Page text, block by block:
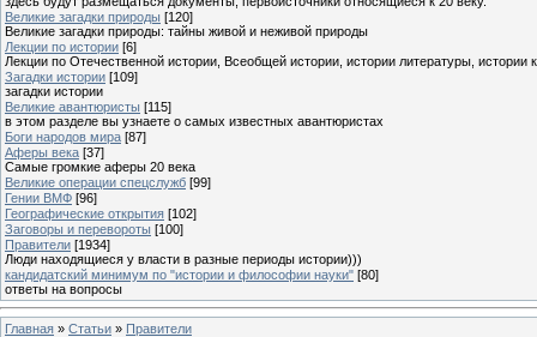
Великие загадки природы [120]
Великие загадки природы: тайны живой и неживой природы
Лекции по истории [6]
Лекции по Отечественной истории, Всеобщей истории, истории литературы, истории
Загадки истории [109]
загадки истории
Великие авантюристы [115]
в этом разделе вы узнаете о самых известных авантюристах
Боги народов мира [87]
Аферы века [37]
Самые громкие аферы 20 века
Великие операции спецслужб [99]
Гении ВМФ [96]
Географические открытия [102]
Заговоры и перевороты [100]
Правители [1934]
Люди находящиеся у власти в разные периоды истории)))
кандидатский минимум по "истории и философии науки" [80]
ответы на вопросы
Главная » Статьи » Правители